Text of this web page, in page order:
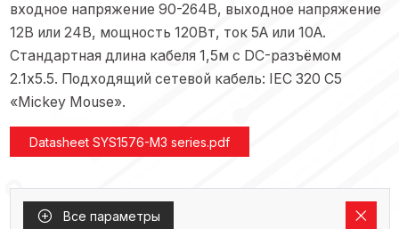
входное напряжение 90-264В, выходное напряжение
12В или 24В, мощность 120Вт, ток 5А или 10А.
Стандартная длина кабеля 1,5м с DC-разъёмом
2.1x5.5. Подходящий сетевой кабель: IEC 320 C5
«Mickey Mouse».
Datasheet SYS1576-M3 series.pdf
Все параметры